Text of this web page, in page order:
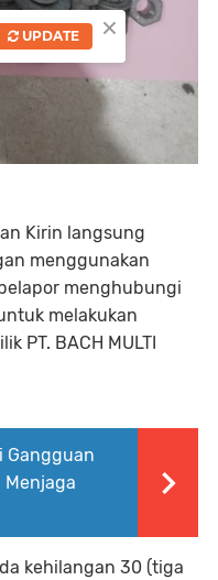
Kirin langsung
menggunakan
menghubungi
melakukan
PT. BACH MULTI
Gangguan
Menjaga
kehilangan 30 (tiga
×
UPDATE